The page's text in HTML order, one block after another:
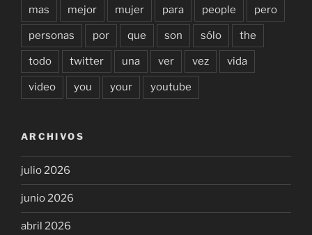
mas mejor mujer para people pero
personas por que son sólo the
todo twitter una ver vez vida
video you your youtube
ARCHIVOS
julio 2026
junio 2026
abril 2026